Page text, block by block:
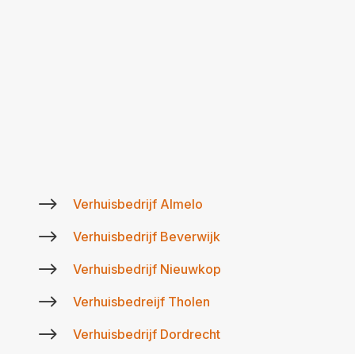
$ Verhuisbedrijf Almelo
$ Verhuisbedrijf Beverwijk
$ Verhuisbedrijf Nieuwkop
$ Verhuisbedreijf Tholen
$ Verhuisbedrijf Dordrecht